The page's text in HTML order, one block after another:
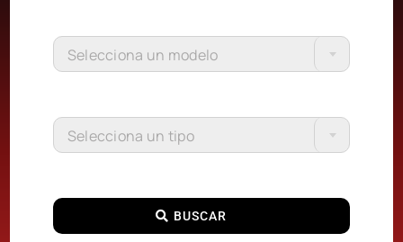
Selecciona un modelo
Selecciona un tipo
BUSCAR